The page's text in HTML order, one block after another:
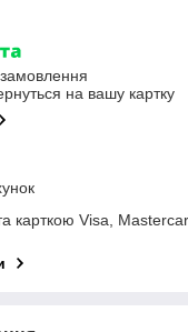
на вашу картку
карткою Visa,